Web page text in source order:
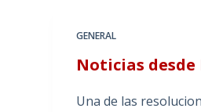
GENERAL
Noticias desde
Una de las